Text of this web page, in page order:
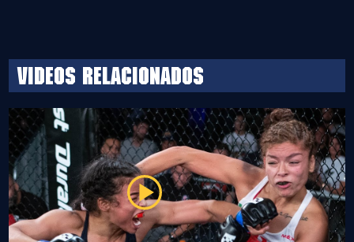
Videos relacionados